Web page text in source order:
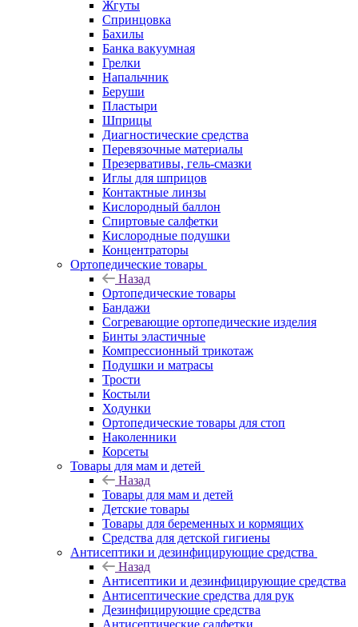
Жгуты
Спринцовка
Бахилы
Банка вакуумная
Грелки
Напальчник
Беруши
Пластыри
Шприцы
Диагностические средства
Перевязочные материалы
Презервативы, гель-смазки
Иглы для шприцов
Контактные линзы
Кислородный баллон
Спиртовые салфетки
Кислородные подушки
Концентраторы
Ортопедические товары
Назад
Ортопедические товары
Бандажи
Согревающие ортопедические изделия
Бинты эластичные
Компрессионный трикотаж
Подушки и матрасы
Трости
Костыли
Ходунки
Ортопедические товары для стоп
Наколенники
Корсеты
Товары для мам и детей
Назад
Товары для мам и детей
Детские товары
Товары для беременных и кормящих
Средства для детской гигиены
Антисептики и дезинфицирующие средства
Назад
Антисептики и дезинфицирующие средства
Антисептические средства для рук
Дезинфицирующие средства
Антисептические салфетки